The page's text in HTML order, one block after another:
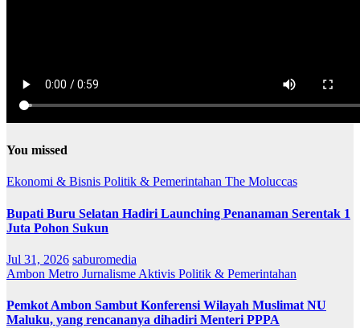
You missed
Ekonomi & Bisnis Politik & Pemerintahan The Moluccas
Bupati Buru Selatan Hadiri Launching Penanaman Serentak 1
Juta Pohon Sukun
Jul 31, 2026 saburomedia
Ambon Metro Jurnalisme Aktivis Politik & Pemerintahan
Pemkot Ambon Sambut Konferensi Wilayah Muslimat NU
Maluku, yang rencananya dihadiri Menteri PPPA